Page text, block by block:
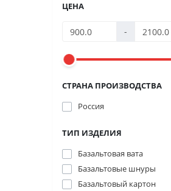
ЦЕНА
-
СТРАНА ПРОИЗВОДСТВА
Россия
ТИП ИЗДЕЛИЯ
Базальтовая вата
Базальтовые шнуры
Базальтовый картон